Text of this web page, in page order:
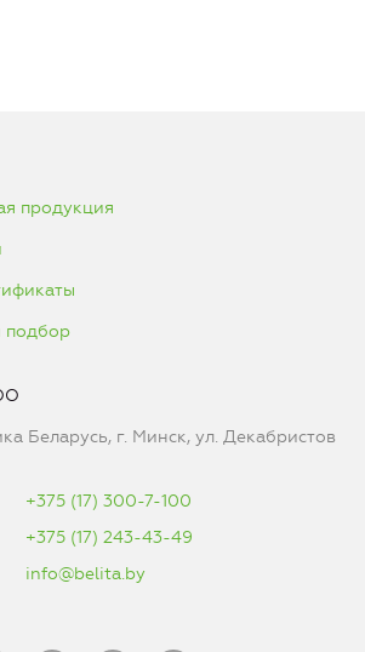
продукция
подбор
Беларусь, г. Минск, ул. Декабристов
+375 (17) 300-7-100
+375 (17) 243-43-49
info@belita.by